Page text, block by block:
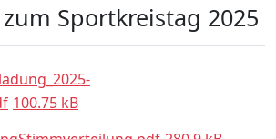
Sportkreistag 2025
100.75 kB